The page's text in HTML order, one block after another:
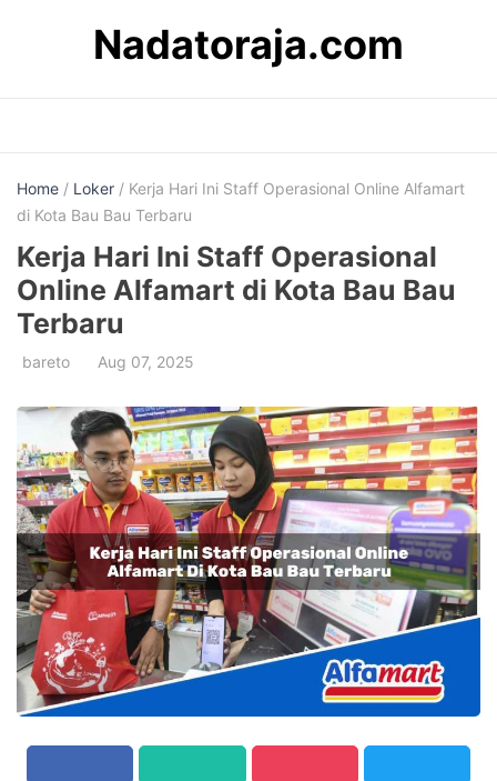
Nadatoraja.com
Home / Loker / Kerja Hari Ini Staff Operasional Online Alfamart
di Kota Bau Bau Terbaru
Kerja Hari Ini Staff Operasional
Online Alfamart di Kota Bau Bau
Terbaru
bareto Aug 07, 2025